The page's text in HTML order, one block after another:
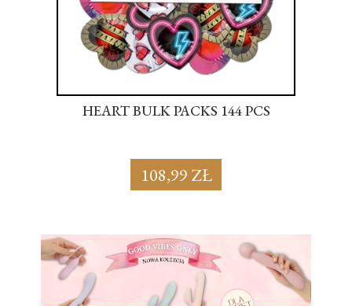
HEART BULK PACKS 144 PCS
108,99 ZŁ